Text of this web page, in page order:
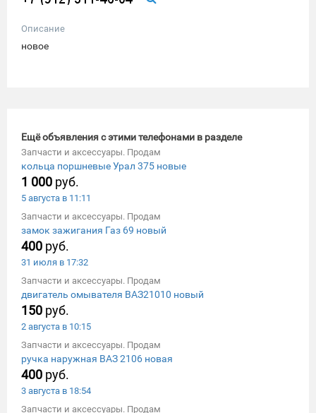
Описание
новое
Ещё объявления с этими телефонами в разделе
Запчасти и аксессуары. Продам
кольца поршневые Урал 375 новые
1 000 руб.
5 августа в 11:11
Запчасти и аксессуары. Продам
замок зажигания Газ 69 новый
400 руб.
31 июля в 17:32
Запчасти и аксессуары. Продам
двигатель омывателя ВАЗ21010 новый
150 руб.
2 августа в 10:15
Запчасти и аксессуары. Продам
ручка наружная ВАЗ 2106 новая
400 руб.
3 августа в 18:54
Запчасти и аксессуары. Продам